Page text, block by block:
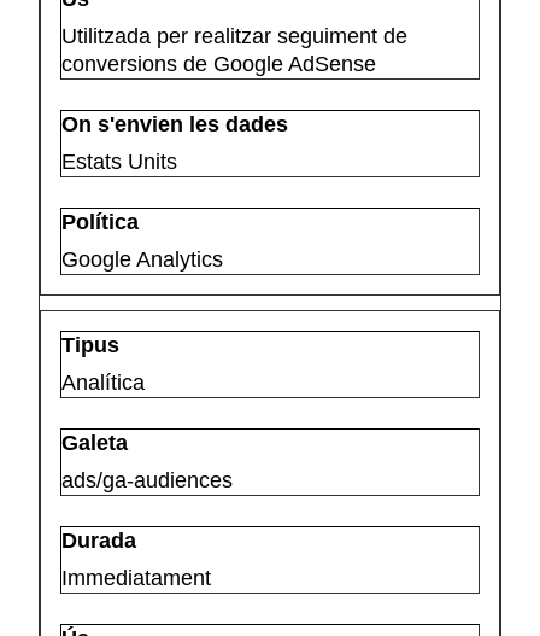
Utilitzada per realitzar seguiment de
conversions de Google AdSense
Estats Units
Google Analytics
Analítica
ads/ga-audiences
Immediatament